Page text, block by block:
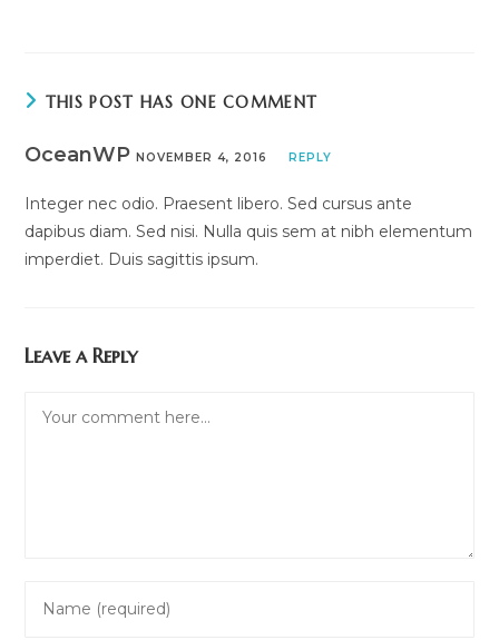
THIS POST HAS ONE COMMENT
OceanWPNOVEMBER 4, 2016 REPLY
Integer nec odio. Praesent libero. Sed cursus ante
dapibus diam. Sed nisi. Nulla quis sem at nibh elementum
imperdiet. Duis sagittis ipsum.
Leave a Reply
your